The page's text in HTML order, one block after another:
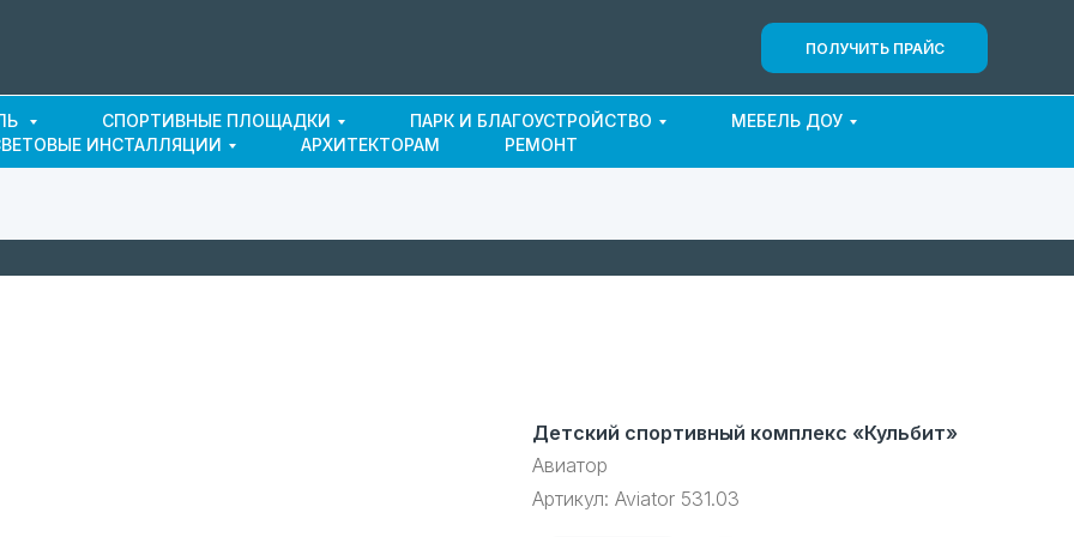
ПОЛУЧИТЬ ПРАЙС
СПОРТИВНЫЕ ПЛОЩАДКИ ПАРК И БЛАГОУСТРОЙСТВО
МЕБЕЛЬ ДОУ
ИНСТАЛЛЯЦИИ
АРХИТЕКТОРАМ РЕМОНТ
Детский спортивный комплекс «Кульбит»
Авиатор
Артикул: Aviator 531.03